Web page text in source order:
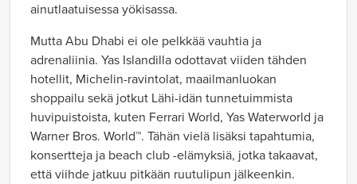
ainutlaatuisessa yökisassa.
Mutta Abu Dhabi ei ole pelkkää vauhtia ja
adrenaliinia. Yas Islandilla odottavat viiden tähden
hotellit, Michelin-ravintolat, maailmanluokan
shoppailu sekä jotkut Lähi-idän tunnetuimmista
huvipuistoista, kuten Ferrari World, Yas Waterworld ja
Warner Bros. World™. Tähän vielä lisäksi tapahtumia,
konsertteja ja beach club -elämyksiä, jotka takaavat,
että viihde jatkuu pitkään ruutulipun jälkeenkin.